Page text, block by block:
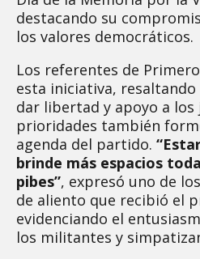
destacando su
los valores democráticos.
Los referentes de
esta iniciativa,
dar libertad y apoyo a los
prioridades también
agenda del partido.
brinde más espacios
pibes”, expresó uno de
de aliento que recibió el
evidenciando el
los militantes y